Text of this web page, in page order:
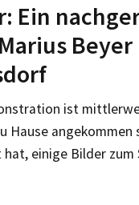
Ein
ist
Hause angekommen
einige Bilder zum